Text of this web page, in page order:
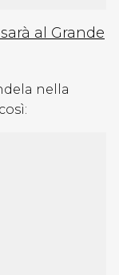
al Grande
nella